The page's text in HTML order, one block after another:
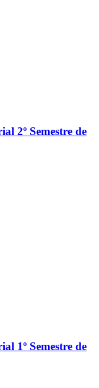
2º Semestre de
1º Semestre de